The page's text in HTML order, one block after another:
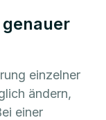
einzelner
ändern,
einer